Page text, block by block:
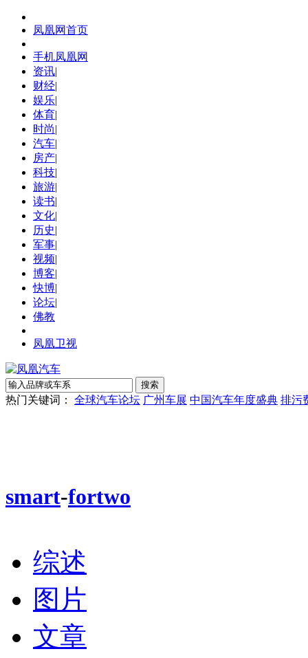
凤凰网首页
手机凤凰网
资讯|
财经|
娱乐|
体育|
时尚|
汽车|
房产|
科技|
旅游|
读书|
文化|
历史|
军事|
视频|
博客|
快博|
论坛|
佛教
凤凰卫视
热门关键词： 全球汽车论坛 广州车展 中国汽车年度盛典 排污
smart-fortwo
综述
图片
文章